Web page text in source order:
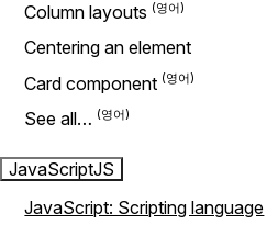
Column layouts
Centering an element
Card component
See all…
JavaScriptJS
JavaScript: Scripting language